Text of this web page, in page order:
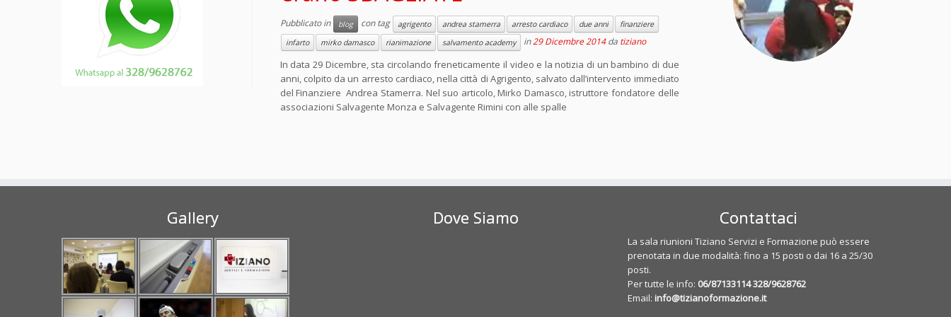
Pubblicato in blog con tag agrigento andrea stamerra arresto cardiaco due anni
finanziere
infarto
mirko damasco rianimazione salvamento academy in29 Dicembre 2014 da tiziano
In data 29 Dicembre, sta circolando freneticamente il video e la notizia di un bambino di due
anni, colpito da un arresto cardiaco, nella città di Agrigento, salvato dall’intervento immediato
del Finanziere Andrea Stamerra. Nel suo articolo, Mirko Damasco, istruttore fondatore delle
associazioni Salvagente Monza e Salvagente Rimini con alle spalle
Gallery Dove Siamo Contattaci
La sala riunioni Tiziano Servizi e Formazione può essere
prenotata in due modalità: fino a 15 posti o dai 16 a 25/30
posti.
Per tutte le info: 06/87133114328/9628762
Email: info@tizianoformazione.it